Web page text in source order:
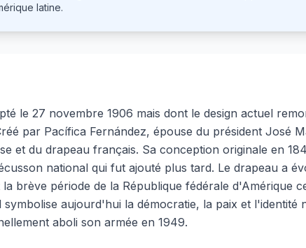
latine.
le 27 novembre 1906 mais dont le design actuel
par Pacífica Fernández, épouse du président José
et du drapeau français. Sa conception originale en
national qui fut ajouté plus tard. Le drapeau a
brève période de la République fédérale d'Amérique
aujourd'hui la démocratie, la paix et l'identité
aboli son armée en 1949.